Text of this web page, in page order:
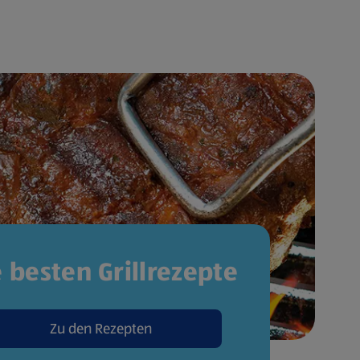
besten Grillrezepte
Zu den Rezepten